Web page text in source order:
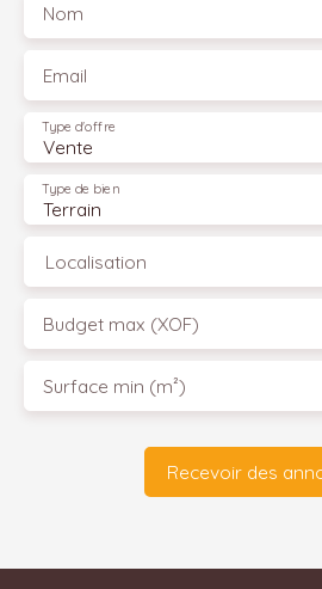
Nom
Email
Vente
Type d'offre
Terrain
Type de bien
Localisation
Budget max (XOF)
Surface min (m²)
Recevoir des